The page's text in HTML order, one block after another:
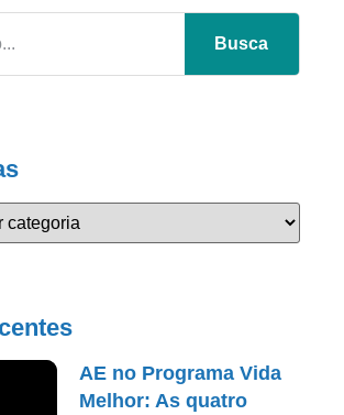
Busca
AE no Programa Vida
Melhor: As quatro